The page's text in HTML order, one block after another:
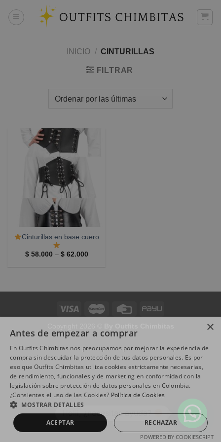
INICIO / CINTURILLAS
FILTRAR
Cinturillas en base cuero
$58.000 – $62.000Price
Holii, ¿necesitas ayuda?
×
Antes de empezar a comprar
En Outfits Chimbitas nos preocupamos por mejorar la experiencia de
compra sin descuidar la protección de tus datos personales. Es por
eso que Outfits Chimbitas utiliza cookies estrictamente necesarias,
de rendimiento, funcionales y de marketing en conformidad con la
legislación sobre protección de datos personales en Colombia.
¿Consientes el uso de las Cookies? Política de Cookies
MOSTRAR DETALLES
ACEPTAR RECHAZAR
POWERED BY COOKIESCRIPT